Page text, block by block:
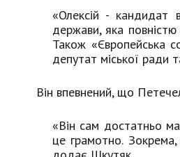
«Олексій - кандидат
держави, яка
Також «Європейська
депутат міської ради
Він впевнений, що
«Він сам достатньо
це грамотно.